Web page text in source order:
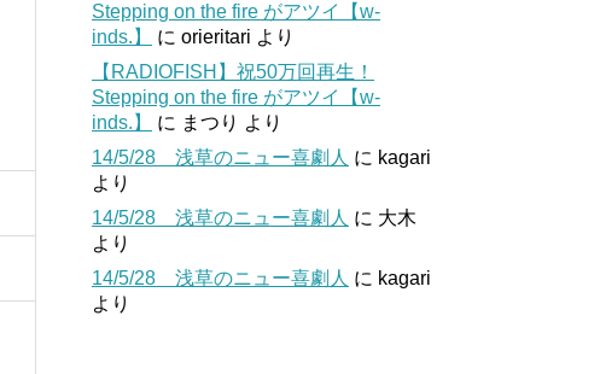
Stepping on the fire がアツイ【w-
inds.】
に orieritari より
【RADIOFISH】祝50万回再生！
Stepping on the fire がアツイ【w-
inds.】
に まつり より
14/5/28 浅草のニュー喜劇人 に kagari
より
14/5/28 浅草のニュー喜劇人 に 大木
より
14/5/28 浅草のニュー喜劇人 に kagari
より